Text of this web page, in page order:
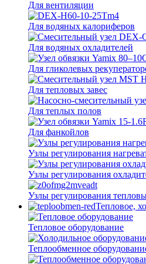
Для вентиляции
Для водяных калориферов
Для водяных охладителей
Для гликолевых
Для тепловых завес
Для теплых полов
Для фанкойлов
Узлы регулирования
Узлы регулирования
Узлы регулирования
Тепловое,
Тепловое оборудование
Теплообменное